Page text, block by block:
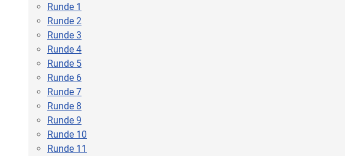
Runde 1
Runde 2
Runde 3
Runde 4
Runde 5
Runde 6
Runde 7
Runde 8
Runde 9
Runde 10
Runde 11